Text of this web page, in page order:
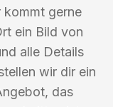
kommt gerne
ein Bild von
alle Details
wir dir ein
das